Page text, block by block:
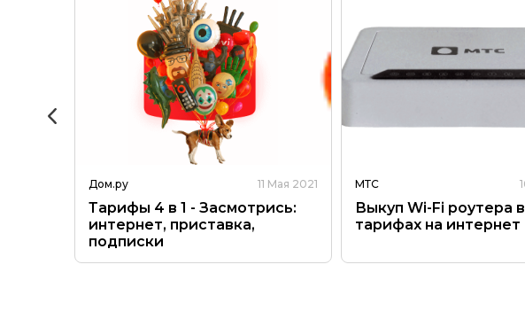
Дом.ру 11 Мая 2021
Тарифы 4 в 1 - Засмотрись:
интернет, приставка,
подписки
МТС
Выкуп Wi-Fi роутера в
тарифах на интернет